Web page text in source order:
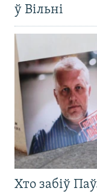
ў Вільні
Хто забіў